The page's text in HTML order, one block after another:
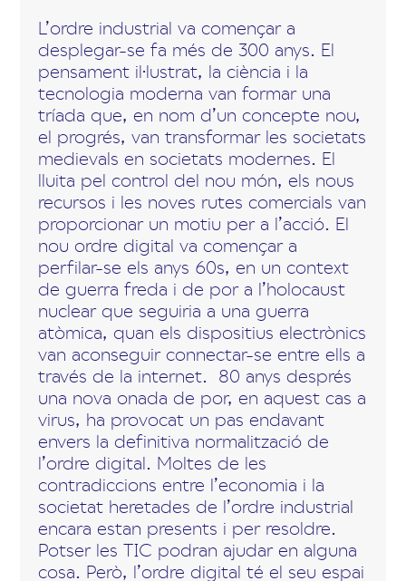
L’ordre industrial va començar a
desplegar-se fa més de 300 anys. El
pensament il·lustrat, la ciència i la
tecnologia moderna van formar una
tríada que, en nom d’un concepte nou,
el progrés, van transformar les societats
medievals en societats modernes. El
lluita pel control del nou món, els nous
recursos i les noves rutes comercials van
proporcionar un motiu per a l’acció. El
nou ordre digital va començar a
perfilar-se els anys 60s, en un context
de guerra freda i de por a l’holocaust
nuclear que seguiria a una guerra
atòmica, quan els dispositius electrònics
van aconseguir connectar-se entre ells a
través de la internet. 80 anys després
una nova onada de por, en aquest cas a
virus, ha provocat un pas endavant
envers la definitiva normalització de
l’ordre digital. Moltes de les
contradiccions entre l’economia i la
societat heretades de l’ordre industrial
encara estan presents i per resoldre.
Potser les TIC podran ajudar en alguna
cosa. Però, l’ordre digital té el seu espai